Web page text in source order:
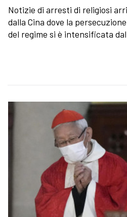
Notizie di arresti di religiosi
dalla Cina dove la
del regime si è intensificata